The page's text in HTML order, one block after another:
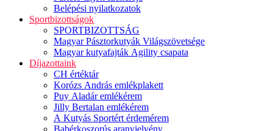
Belépési nyilatkozatok
Sportbizottságok
SPORTBIZOTTSÁG
Magyar Pásztorkutyák Világszövetsége
Magyar kutyafajták Agility csapata
Díjazottaink
CH értéktár
Korózs András emlékplakett
Puy Aladár emlékérem
Jilly Bertalan emlékérem
A Kutyás Sportért érdemérem
Babérkoszorús aranyjelvény